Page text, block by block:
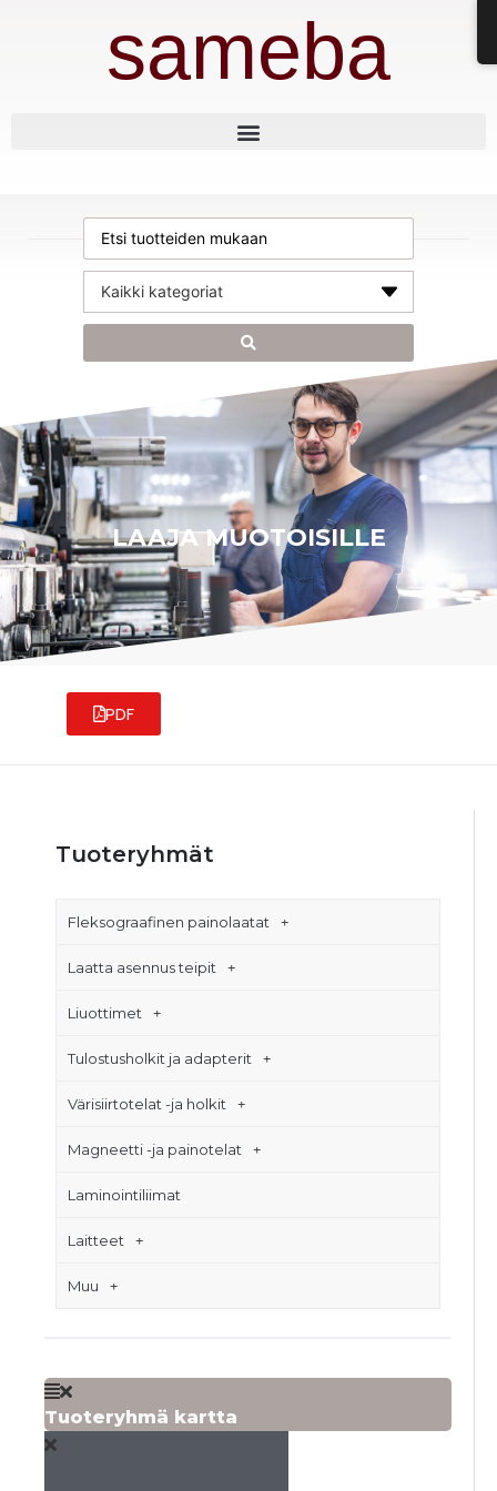
sameba
LAAJA MUOTOISILLE
PDF
Tuoteryhmät
Fleksograafinen painolaatat
Laatta asennus teipit
Liuottimet
Tulostusholkit ja adapterit
Värisiirtotelat -ja holkit
Magneetti -ja painotelat
Laminointiliimat
Laitteet
Muu
Tuoteryhmä kartta